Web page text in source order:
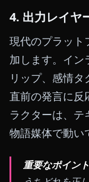
4. 出力レイヤ
現代のプラット
加します。イン
リップ、感情タ
直前の発言に反
ラクターは、
物語媒体で動い
重要なポイント